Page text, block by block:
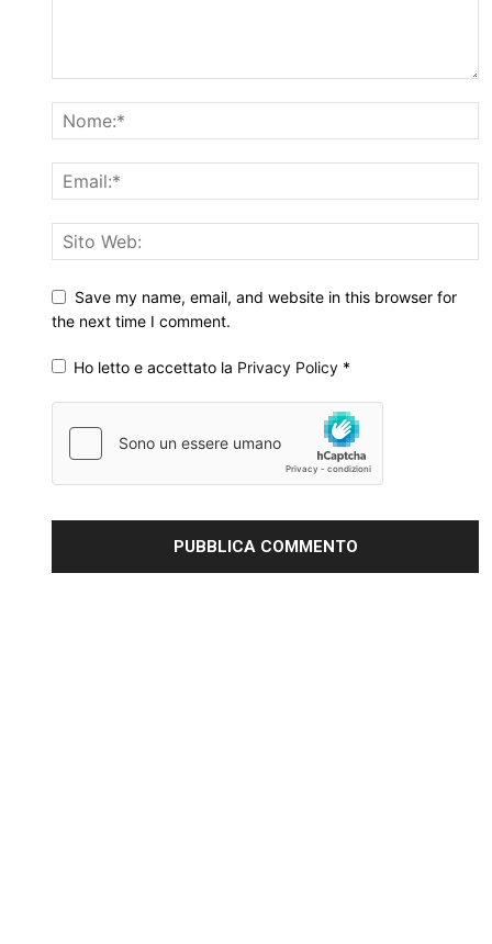
Save my name, email, and website in this browser for
the next time I comment.
Ho letto e accettato la Privacy Policy *